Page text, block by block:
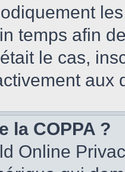
temps afin
le cas,
aux
la COPPA ?
Online